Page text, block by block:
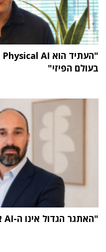
בעולם הפיזי"
"האתגר הגדול אינו ה-AI אלא הטמעתה בארגון"